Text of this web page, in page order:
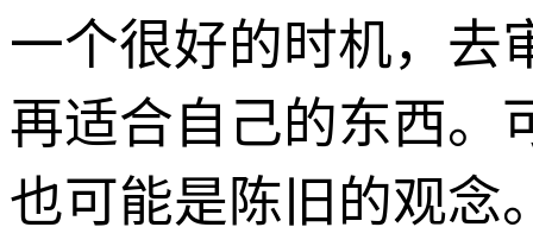
一个很好的时机，去
再适合自己的东西。
也可能是陈旧的观念